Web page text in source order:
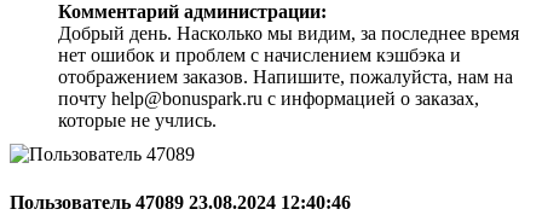
Комментарий администрации:
Добрый день. Насколько мы видим, за последнее время
нет ошибок и проблем с начислением кэшбэка и
отображением заказов. Напишите, пожалуйста, нам на
почту help@bonuspark.ru с информацией о заказах,
которые не учлись.
Пользователь 47089 23.08.2024 12:40:46